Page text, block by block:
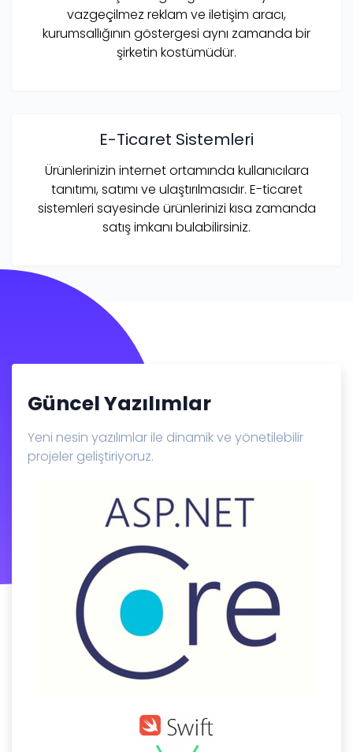
vazgeçilmez reklam ve iletişim aracı,
kurumsallığının göstergesi aynı zamanda bir
şirketin kostümüdür.
E-Ticaret Sistemleri
Ürünlerinizin internet ortamında kullanıcılara
tanıtımı, satımı ve ulaştırılmasıdır. E-ticaret
sistemleri sayesinde ürünlerinizi kısa zamanda
satış imkanı bulabilirsiniz.
Güncel Yazılımlar
Yeni nesin yazılımlar ile dinamik ve yönetilebilir
projeler geliştiriyoruz.